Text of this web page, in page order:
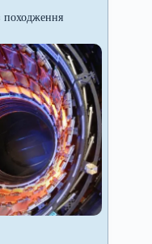
походження